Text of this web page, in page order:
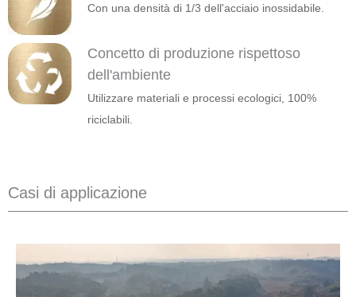
Con una densità di 1/3 dell'acciaio inossidabile.
Concetto di produzione rispettoso
dell'ambiente
Utilizzare materiali e processi ecologici, 100%
riciclabili.
Casi di applicazione